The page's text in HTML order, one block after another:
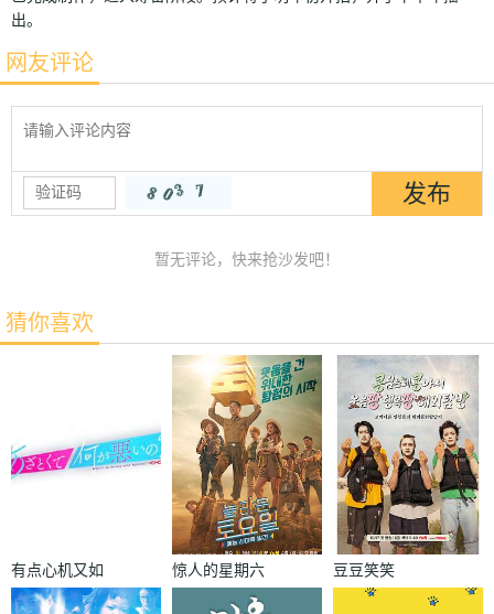
出。
网友评论
暂无评论，快来抢沙发吧！
猜你喜欢
有点心机又如
何
惊人的星期六 豆豆笑笑